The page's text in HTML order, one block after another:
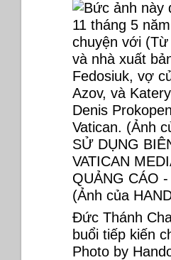
Đức Thánh
buổi tiếp kiến
Photo by